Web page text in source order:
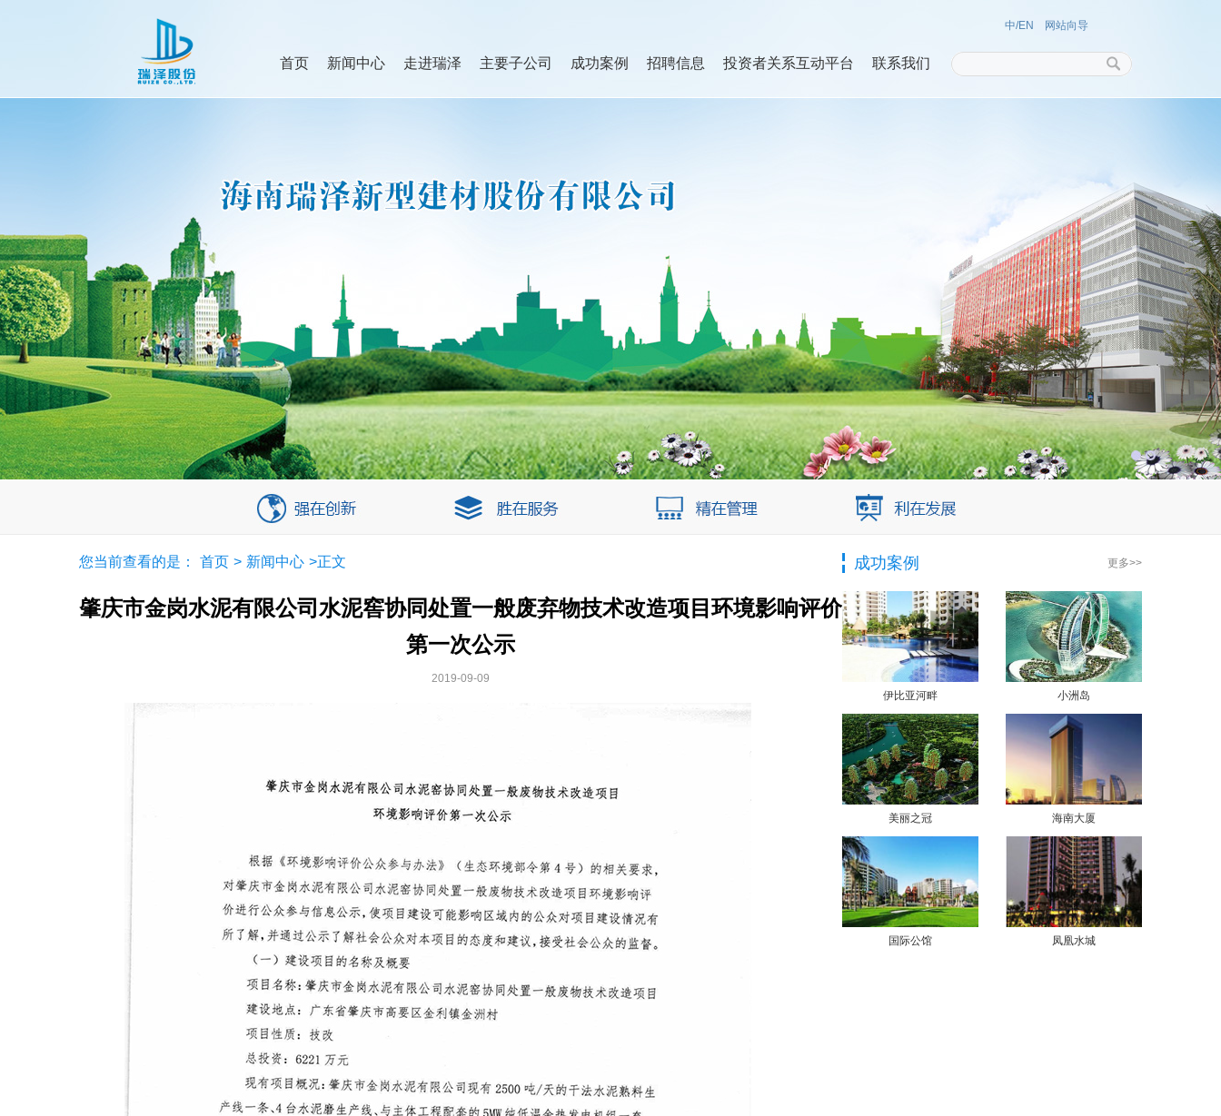
首页 新闻中心 走进瑞泽 主要子公司 成功案例 招聘信息 投资者关系互动平台 联系我们
中/EN 网站向导
您当前查看的是： 首页 > 新闻中心 >正文
肇庆市金岗水泥有限公司水泥窖协同处置一般废弃物技术改造项目环境影响评价
第一次公示
2019-09-09
成功案例 更多>>
伊比亚河畔 小洲岛
美丽之冠 海南大厦
国际公馆 凤凰水城